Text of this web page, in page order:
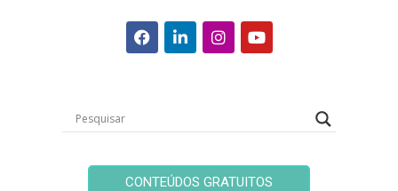
CONTEÚDOS GRATUITOS